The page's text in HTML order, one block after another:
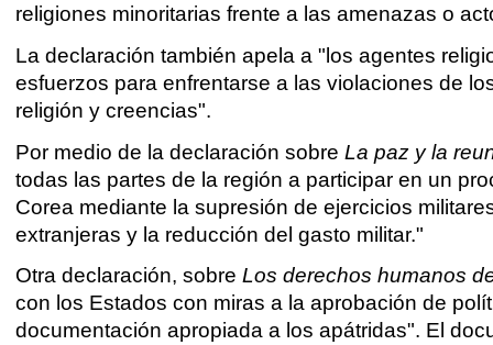
religiones minoritarias frente a las amenazas o
La declaración también apela a "los agentes
esfuerzos para enfrentarse a las violaciones de
religión y creencias".
Por medio de la declaración sobreLa paz y la
todas las partes de la región a participar en un
Corea mediante la supresión de ejercicios
extranjeras y la reducción del gasto militar."
Otra declaración, sobreLos derechos humanos
con los Estados con miras a la aprobación de
documentación apropiada a los apátridas". El